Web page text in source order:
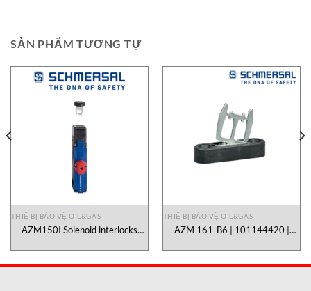
SẢN PHẨM TƯƠNG TỰ
THIẾ BỊ BẢO VỆ OIL&GAS
AZM150I Solenoid interlocks
THIẾ BỊ BẢO VỆ OIL&GAS
AZM 161-B6 | 101144420 |